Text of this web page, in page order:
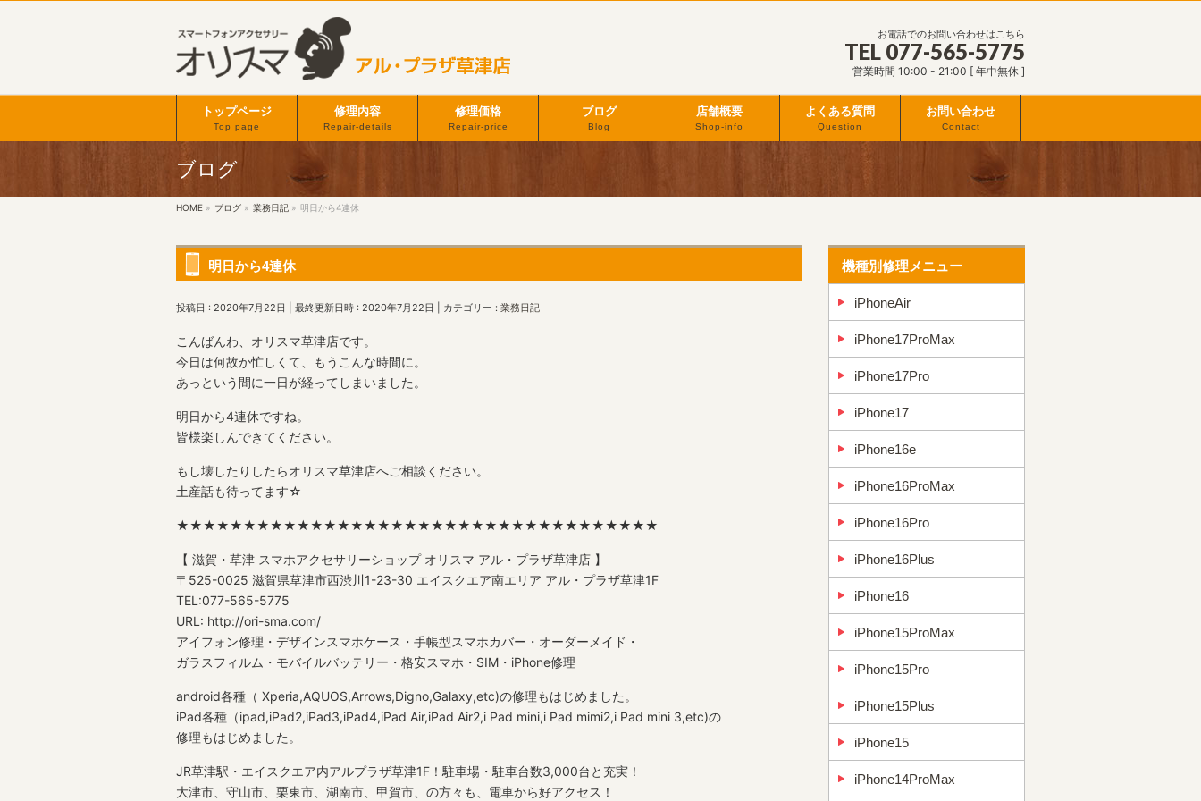
お電話でのお問い合わせはこちら
TEL 077-565-5775
営業時間 10:00 - 21:00 [ 年中無休 ]
トップページ
Top page
修理内容
Repair-details
修理価格
Repair-price
ブログ
Blog
店舗概要
Shop-info
よくある質問
Question
お問い合わせ
Contact
ブログ
HOME » ブログ » 業務日記 » 明日から4連休
明日から4連休
投稿日 : 2020年7月22日 最終更新日時 : 2020年7月22日 カテゴリー : 業務日記
こんばんわ、オリスマ草津店です。
今日は何故か忙しくて、もうこんな時間に。
あっという間に一日が経ってしまいました。
明日から4連休ですね。
皆様楽しんできてください。
もし壊したりしたらオリスマ草津店へご相談ください。
土産話も待ってます☆
★★★★★★★★★★★★★★★★★★★★★★★★★★★★★★★★★★★★
【 滋賀・草津 スマホアクセサリーショップ オリスマ アル・プラザ草津店 】
〒525-0025 滋賀県草津市西渋川1-23-30 エイスクエア南エリア アル・プラザ草津1F
TEL:077-565-5775
URL: http://ori-sma.com/
アイフォン修理・デザインスマホケース・手帳型スマホカバー・オーダーメイド・
ガラスフィルム・モバイルバッテリー・格安スマホ・SIM・iPhone修理
android各種（ Xperia,AQUOS,Arrows,Digno,Galaxy,etc)の修理もはじめました。
iPad各種（ipad,iPad2,iPad3,iPad4,iPad Air,iPad Air2,i Pad mini,i Pad mimi2,i Pad mini 3,etc)の
修理もはじめました。
JR草津駅・エイスクエア内アルプラザ草津1F！駐車場・駐車台数3,000台と充実！
大津市、守山市、栗東市、湖南市、甲賀市、の方々も、電車から好アクセス！
機種別修理メニュー
iPhoneAir
iPhone17ProMax
iPhone17Pro
iPhone17
iPhone16e
iPhone16ProMax
iPhone16Pro
iPhone16Plus
iPhone16
iPhone15ProMax
iPhone15Pro
iPhone15Plus
iPhone15
iPhone14ProMax